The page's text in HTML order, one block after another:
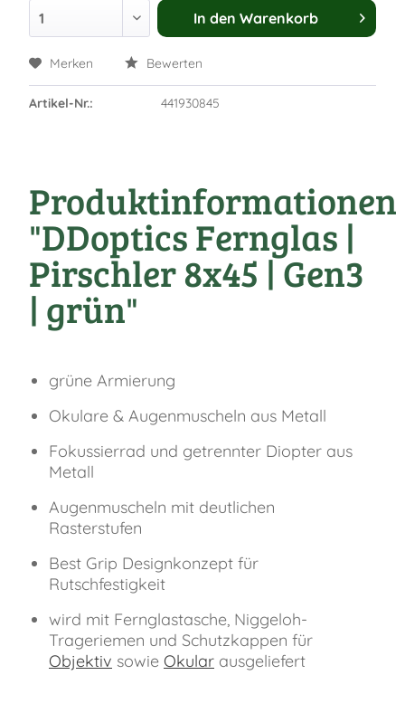
In den Warenkorb
Merken Bewerten
Artikel-Nr.: 441930845
Produktinformationen
"DDoptics Fernglas |
Pirschler 8x45 | Gen3
| grün"
grüne Armierung
Okulare & Augenmuscheln aus Metall
Fokussierrad und getrennter Diopter aus
Metall
Augenmuscheln mit deutlichen
Rasterstufen
Best Grip Designkonzept für
Rutschfestigkeit
wird mit Fernglastasche, Niggeloh-
Trageriemen und Schutzkappen für
Objektiv sowie Okular ausgeliefert